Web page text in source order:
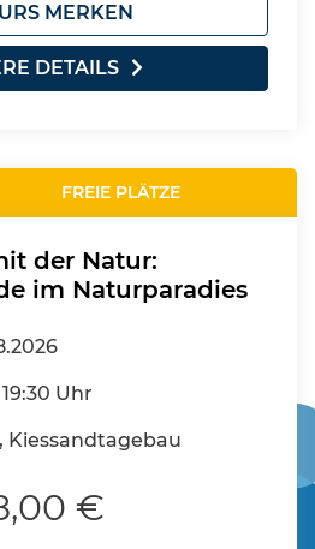
MERKEN
DETAILS
FREIE PLÄTZE
der Natur:
im Naturparadies
Uhr
Kiessandtagebau
€